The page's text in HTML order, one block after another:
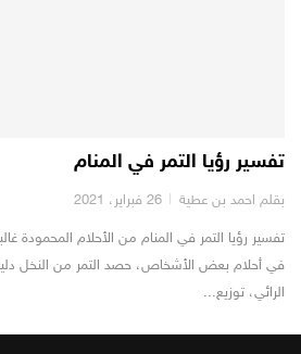
تفسير رؤيا التمر في المنام
بقلم احمد بن عطية 26 فبراير، 2021
تفسير رؤيا التمر في المنام من الأحلام المحمودة
في أحلام بعض الأشخاص، حصد التمر من النخل
الرائي، توزيع...